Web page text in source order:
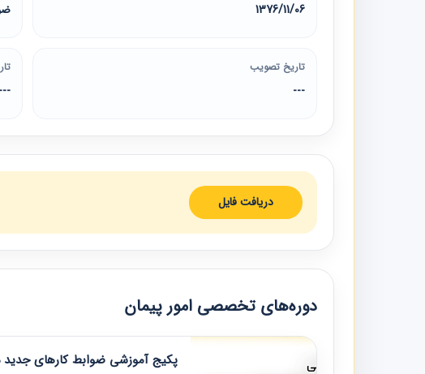
1376/11/06
تاریخ تصویب
---
---
دریافت فایل
دوره‌های تخصصی امور پیمان
پکیج آموزشی ضوابط کارهای جدید